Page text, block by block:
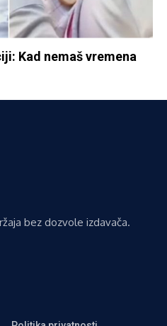
Kad nemaš vremena
bez dozvole izdavača.